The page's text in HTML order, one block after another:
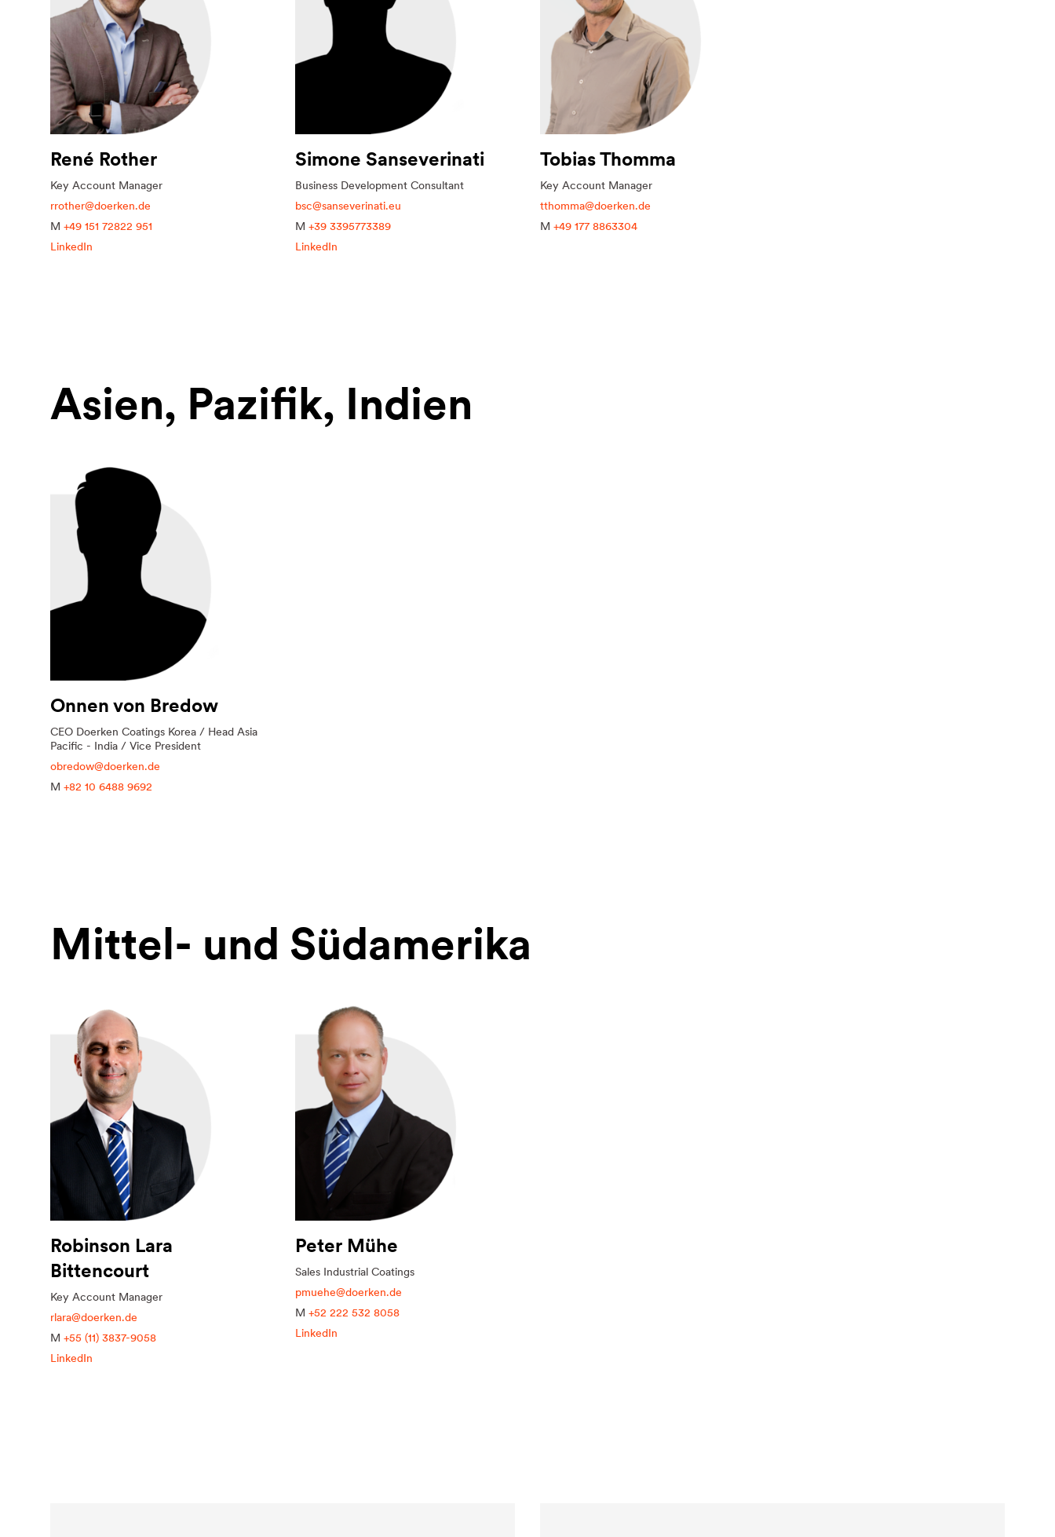
René Rother
Key Account Manager
rrother@doerken.de
M +49 151 72822 951
LinkedIn
Simone Sanseverinati
Business Development Consultant
bsc@sanseverinati.eu
M +39 3395773389
LinkedIn
Tobias Thomma
Key Account Manager
tthomma@doerken.de
M +49 177 8863304
Asien, Pazifik, Indien
Onnen von Bredow
CEO Doerken Coatings Korea / Head Asia
Pacific - India / Vice President
obredow@doerken.de
M +82 10 6488 9692
Mittel- und Südamerika
Robinson Lara
Bittencourt
Key Account Manager
rlara@doerken.de
M +55 (11) 3837-9058
LinkedIn
Peter Mühe
Sales Industrial Coatings
pmuehe@doerken.de
M +52 222 532 8058
LinkedIn